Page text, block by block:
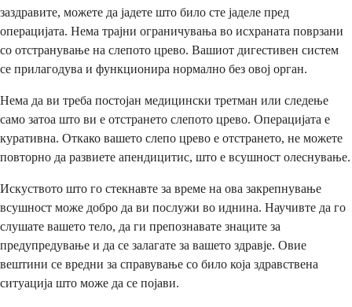
заздравите, можете да јадете што било сте јаделе пред
операцијата. Нема трајни ограничувања во исхраната поврзани
со отстранување на слепото црево. Вашиот дигестивен систем
се прилагодува и функционира нормално без овој орган.
Нема да ви треба постојан медицински третман или следење
само затоа што ви е отстрането слепото црево. Операцијата е
куративна. Откако вашето слепо црево е отстрането, не можете
повторно да развиете апендицитис, што е всушност олеснување.
Искуството што го стекнавте за време на ова закрепнување
всушност може добро да ви послужи во иднина. Научивте да го
слушате вашето тело, да ги препознавате знаците за
предупредување и да се залагате за вашето здравје. Овие
вештини се вредни за справување со било која здравствена
ситуација што може да се појави.